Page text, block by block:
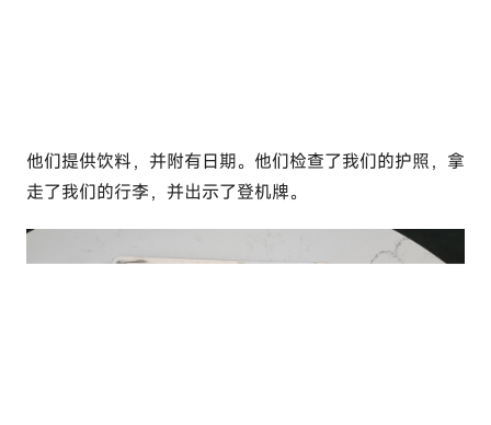
他们提供饮料，并附有日期。他们检查了我们的护照，拿
走了我们的行李，并出示了登机牌。